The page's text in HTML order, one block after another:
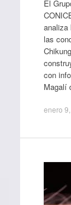
El
analiza
las
con
Magalí
enero